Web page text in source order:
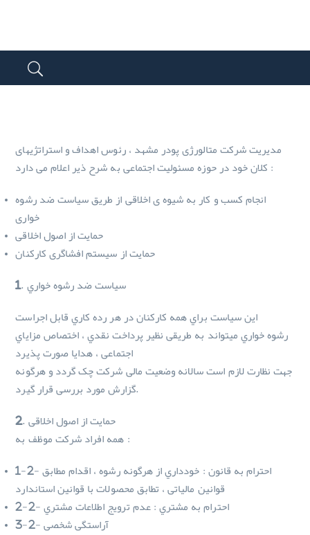
مدیریت شرکت متالورژی پودر مشهد ، رئوس اهداف و استراتژیهای
کلان خود در حوزه مسئولیت اجتماعی به شرح ذیر اعلام می دارد :
انجام کسب و کار به شیوه ی اخلاقی از طریق سیاست ضد رشوه
خواری
حمایت از اصول اخلاقی
حمایت از سیستم افشاگری کارکنان
1. سياست ضد رشوه خواري
این سياست براي همه کارکنان در هر رده کاري قابل اجراست
رشوه خواري ميتواند به طریقی نظير پرداخت نقدي ، اختصاص مزایاي
اجتماعی ، هدایا صورت پذیرد
جهت نظارت لازم است سالانه وضعيت مالی شرکت چک گردد و هرگونه
گزارش مورد بررسی قرار گيرد.
2. حمایت از اصول اخلاقی
همه افراد شرکت موظف به :
1-2- احترام به قانون : خودداري از هرگونه رشوه ، اقدام مطابق
قوانين مالياتی ، تطابق محصولات با قوانين استاندارد
2-2- احترام به مشتري : عدم ترویج اطلاعات مشتري
3-2- آراستگی شخصی